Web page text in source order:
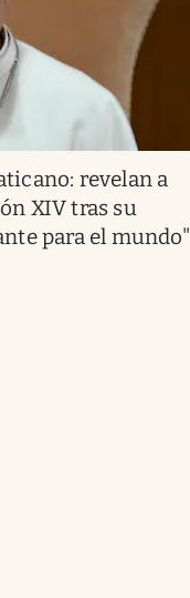
revelan a
XIV tras su
para el mundo"